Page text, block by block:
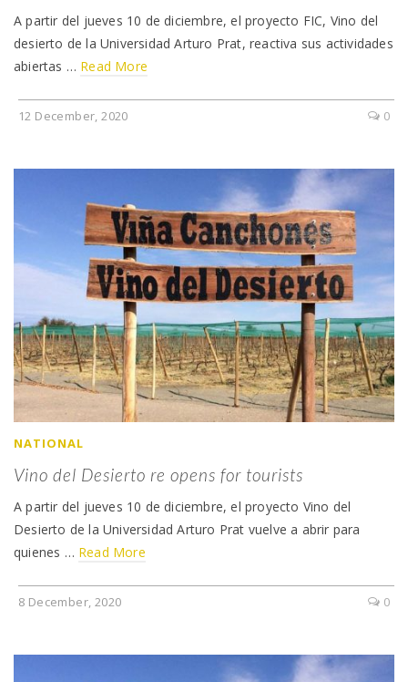
A partir del jueves 10 de diciembre, el proyecto FIC, Vino del
desierto de la Universidad Arturo Prat, reactiva sus actividades
abiertas … Read More
12 December, 2020 0
NATIONAL
Vino del Desierto re opens for tourists
A partir del jueves 10 de diciembre, el proyecto Vino del
Desierto de la Universidad Arturo Prat vuelve a abrir para
quienes … Read More
8 December, 2020 0